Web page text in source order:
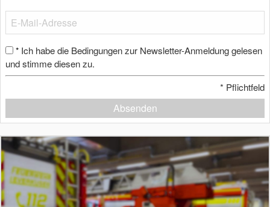
* Ich habe die Bedingungen zur Newsletter-Anmeldung gelesen
und stimme diesen zu.
* Pflichtfeld
Absenden